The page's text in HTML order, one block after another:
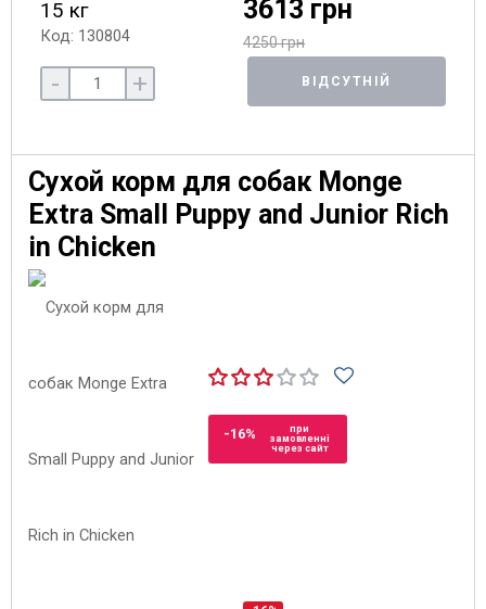
15 кг
Код: 130804
3613 грн
4250 грн
- + ВІДСУТНІЙ
Сухой корм для собак Monge
Extra Small Puppy and Junior Rich
in Chicken
-16%
при
замовленні
через сайт